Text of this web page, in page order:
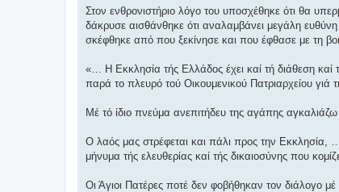
Στον ενθρονιστήριο λόγο του υποσχέθηκε ότι θα
δάκρυσε αισθάνθηκε ότι αναλαμβάνει μεγάλη
σκέφθηκε από που ξεκίνησε και που έφθασε με τη
«… Η Εκκλησία τής Ελλάδος έχει καί τή διάθεση καί
παρά το πλευρό τού Οικουμενικού Πατριαρχείου γιά
Μέ τό ίδιο πνεύμα ανεπιτήδευ της αγάπης
Ο λαός μας στρέφεται και πάλι προς την Εκκλησία,
μήνυμα τής ελευθερίας καί τής δικαιοσύνης που
Οι Άγιοι Πατέρες ποτέ δεν φοβήθηκαν τον διάλογο